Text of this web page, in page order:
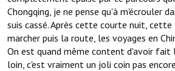
Chongqing, je ne pense qu'à m'écrouler
suis cassé. Après cette courte nuit, cette
marcher puis la route, les voyages en
On est quand même content d'avoir
loin, c'est vraiment un joli coin pas